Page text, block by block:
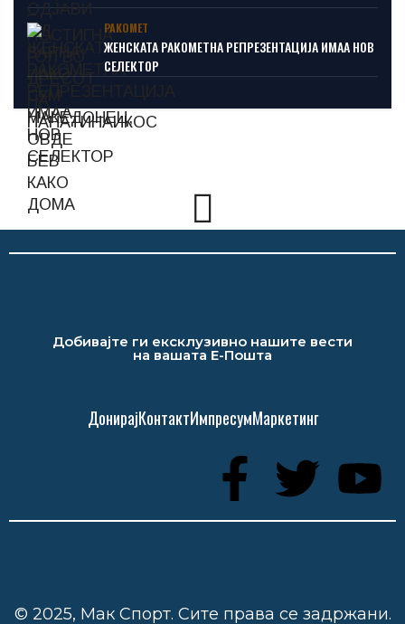
РАКОМЕТ
ЖЕНСКАТА РАКОМЕТНА РЕПРЕЗЕНТАЦИЈА ИМАА НОВ
СЕЛЕКТОР
Добивајте ги ексклузивно нашите вести
на вашата Е-Пошта
ДонирајКонтактИмпресумМаркетинг
© 2025, Мак Спорт. Сите права се задржани.